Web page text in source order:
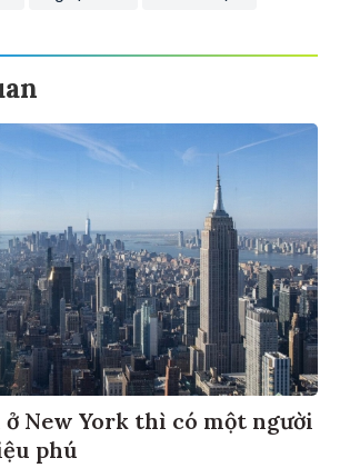
ở New York thì có một người
phú